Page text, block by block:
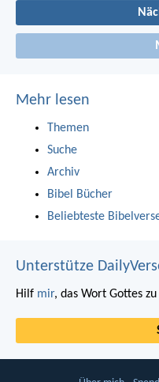
Mehr lesen
Themen
Suche
Archiv
Bibel Bücher
Beliebteste
Unterstütze
Hilf mir, das Wort Gottes